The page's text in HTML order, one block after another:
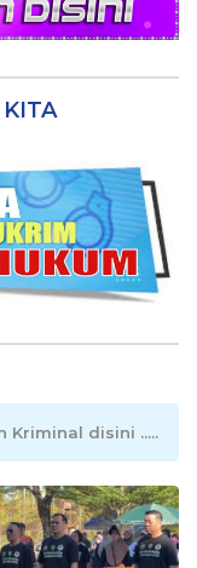
Kriminal disini .....